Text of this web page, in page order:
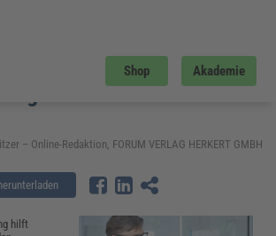
Shop Akademie
Schritten die Zahlungsfähigkeit des Unternehmens
In 5 Schritten die
des Unternehmens
– Online-Redaktion, FORUM VERLAG HERKERT GMBH
hilft